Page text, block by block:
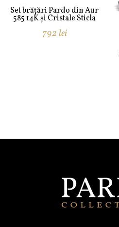
Set brățări Pardo din Aur
585 14K și Cristale Sticla
792lei